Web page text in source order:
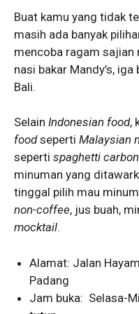
Buat kamu yang tidak
masih ada banyak
mencoba ragam sajian
nasi bakar Mandy’s,
Bali.
Selain Indonesian food,
foodseperti Malaysian
seperti spaghetti
minuman yang
tinggal pilih mau
non-coffee, jus buah,
mocktail.
Alamat: Jalan
Padang
Jam buka: Selasa-